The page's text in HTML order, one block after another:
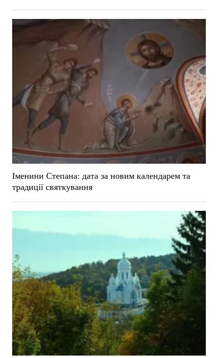
Іменини Степана: дата за новим календарем та
традиції святкування